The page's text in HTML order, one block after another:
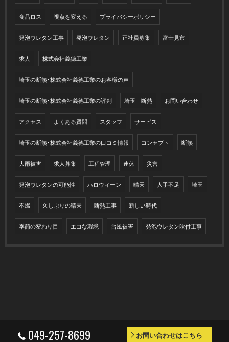
食品ロス 視点を変える プライバシーポリシー
発泡ウレタン工事 発泡ウレタン 正社員募集 富士見市
求人 株式会社義德工業
埼玉の断熱･株式会社義德工業のお客様の声
埼玉の断熱･株式会社義德工業の評判 埼玉 断熱 お問い合わせ
アクセス よくある質問 スタッフ サービス
埼玉の断熱･株式会社義德工業の口コミ情報 コンセプト 断熱
大雨被害 求人募集 工程管理 連休 災害
発泡ウレタンの可能性 ハロウィーン 晴天 人手不足 埼玉
不燃 久しぶりの晴天 断熱工事 新しい時代
季節の変わり目 エコな環境 台風被害 発泡ウレタン吹付工事
049-257-8699 お問い合わせはこちら